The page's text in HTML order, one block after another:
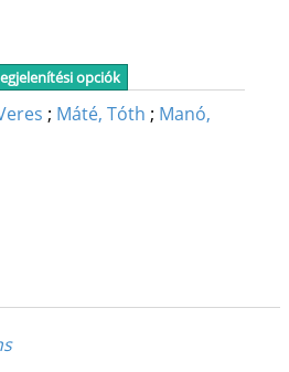
opciók
; Máté, Tóth ; Manó,